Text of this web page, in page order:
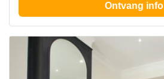
Ontvang info